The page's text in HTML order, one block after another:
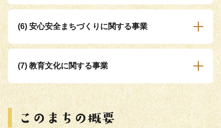
(6) 安心安全まちづくりに関する事業
(7) 教育文化に関する事業